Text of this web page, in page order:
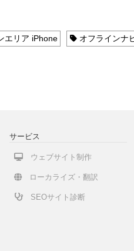
エリア iPhone
オフラインナ
サービス
ウェブサイト制作
ローカライズ・翻訳
SEOサイト診断